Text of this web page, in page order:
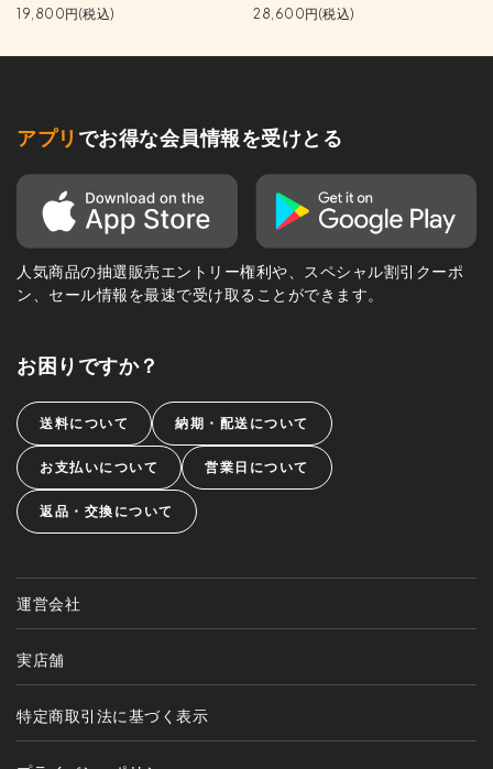
19,800円(税込)
28,600円(税込)
アプリ でお得な会員情報を受けとる
人気商品の抽選販売エントリー権利や、スペシャル割引クーポ
ン、セール情報を最速で受け取ることができます。
お困りですか？
送料について 納期・配送について
お支払いについて 営業日について
返品・交換について
運営会社
実店舗
特定商取引法に基づく表示